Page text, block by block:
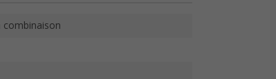
combinaison